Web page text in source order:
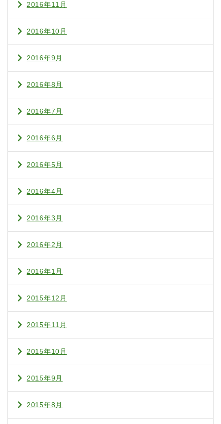
2016年11月
2016年10月
2016年9月
2016年8月
2016年7月
2016年6月
2016年5月
2016年4月
2016年3月
2016年2月
2016年1月
2015年12月
2015年11月
2015年10月
2015年9月
2015年8月